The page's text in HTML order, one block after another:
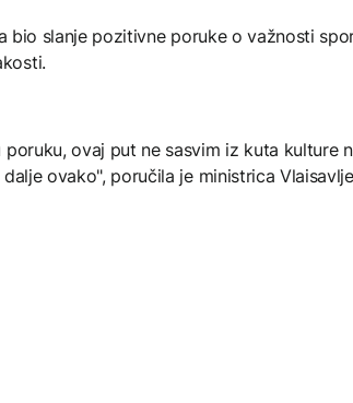
bio slanje pozitivne poruke o važnosti
ovaj put ne sasvim iz kuta kulture
ovako", poručila je ministrica